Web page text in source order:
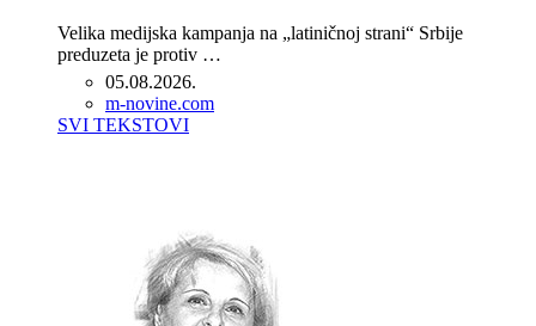
Velika medijska kampanja na „latiničnoj strani“ Srbije
preduzeta je protiv …
05.08.2026.
Author
m-novine.com
SVI TEKSTOVI